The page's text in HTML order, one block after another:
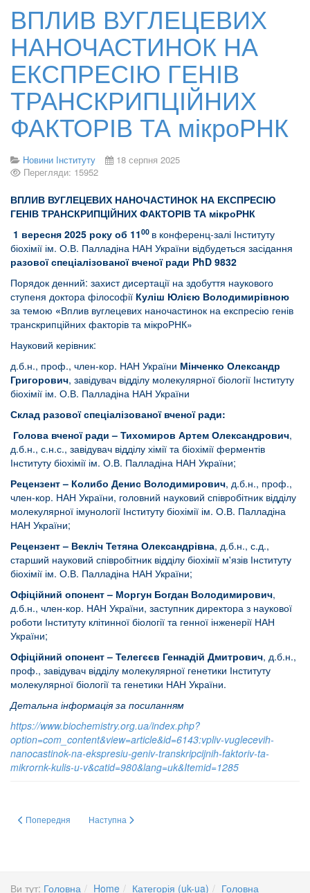
ВПЛИВ ВУГЛЕЦЕВИХ
НАНОЧАСТИНОК НА
ЕКСПРЕСІЮ ГЕНІВ
ТРАНСКРИПЦІЙНИХ
ФАКТОРІВ ТА мікроРНК
Новини Інституту
18 серпня 2025
Перегляди: 15952
ВПЛИВ ВУГЛЕЦЕВИХ НАНОЧАСТИНОК НА ЕКСПРЕСІЮ
ГЕНІВ ТРАНСКРИПЦІЙНИХ ФАКТОРІВ ТА мікроРНК
1 вересня 2025 року об 1100 в конференц-залі Інституту
біохімії ім. О.В. Палладіна НАН України відбудеться засідання
разової спеціалізованої вченої ради PhD 9832
Порядок денний: захист дисертації на здобуття наукового
ступеня доктора філософії Куліш Юлією Володимирівною
за темою «Вплив вуглецевих наночастинок на експресію генів
транскрипційних факторів та мікроРНК»
Науковий керівник:
д.б.н., проф., член-кор. НАН України Мінченко Олександр
Григорович, завідувач відділу молекулярної біології Інституту
біохімії ім. О.В. Палладіна НАН України
Склад разової спеціалізованої вченої ради:
Голова вченої ради – Тихомиров Артем Олександрович,
д.б.н., с.н.с., завідувач відділу хімії та біохімії ферментів
Інституту біохімії ім. О.В. Палладіна НАН України;
Рецензент – Колибо Денис Володимирович, д.б.н., проф.,
член-кор. НАН України, головний науковий співробітник відділу
молекулярної імунології Інституту біохімії ім. О.В. Палладіна
НАН України;
Рецензент – Векліч Тетяна Олександрівна, д.б.н., с.д.,
старший науковий співробітник відділу біохімії м'язів Інституту
біохімії ім. О.В. Палладіна НАН України;
Офіційний опонент – Моргун Богдан Володимирович,
д.б.н., член-кор. НАН України, заступник директора з наукової
роботи Інституту клітинної біології та генної інженерії НАН
України;
Офіційний опонент – Телегєєв Геннадій Дмитрович, д.б.н.,
проф., завідувач відділу молекулярної генетики Інституту
молекулярної біології та генетики НАН України.
Детальна інформація за посиланням
https://www.biochemistry.org.ua/index.php?
option=com_content&view=article&id=6143:vpliv-vuglecevih-
nanocastinok-na-ekspresiu-geniv-transkripcijnih-faktoriv-ta-
mikrornk-kulis-u-v&catid=980&lang=uk&Itemid=1285
Попередня стаття: Справа про 17 мільйонів
Попередня Наступна стаття: До 100- річчя Інституту біохімії ім.
Наступна
Ви тут: Головна Home Категорія (uk-ua) Головна